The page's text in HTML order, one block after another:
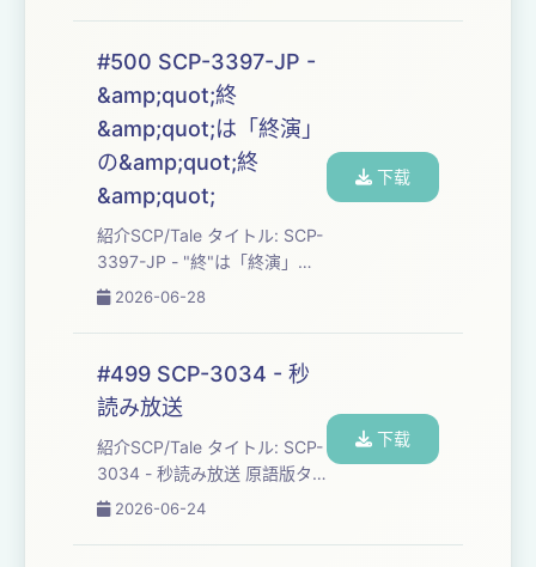
語版作者: DrSSS ソース:
http://scp-
jp.wikidot.com/drsss-s-
proposal 原語版ソース:
http://scp-
th.wikidot.com/drsss-s-pro...
#500 SCP-3397-JP -
&amp;quot;終
&amp;quot;は「終演」
の&amp;quot;終
&amp;quot;
紹介SCP/Tale タイトル: SCP-
3397-JP - "終"は「終演」
の"終" 作者: Sansyo-do-
jp.wikidot.com/scp-3397-jp
ライセンス: CC BY-SA 3.0 作
成年: 2024 SCP財団とは:
https://ja.wikipedia.org/wiki/SCP%E8%B2%A1%E5%9...
2026-06-28
下载
#499 SCP-3034 - 秒
読み放送
紹介SCP/Tale タイトル: SCP-
3034 - 秒読み放送 原語版タ
イトル: SCP-3034 - The
Dives 原語版作者: The Great
2026-06-24
下载